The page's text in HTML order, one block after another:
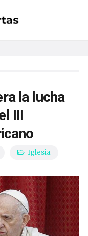
la lucha
III
Iglesia